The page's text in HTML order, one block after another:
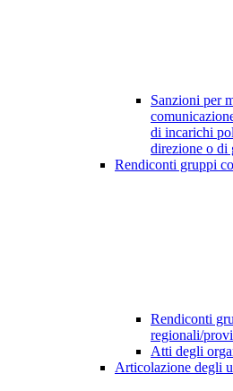
Sanzioni per
di incarichi
direzione o di
Rendiconti gruppi
Rendiconti
regionali/
Atti degli
Articolazione degli